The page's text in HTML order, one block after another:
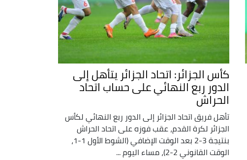
كأس الجزائر: اتحاد الجزائر يتأهل إلى
الدور ربع النهائي على حساب اتحاد
الحراش
تأهل فريق اتحاد الجزائر إلى الدور ربع النهائي لكأس
الجزائر لكرة القدم، عقب فوزه على اتحاد الحراش
بنتيجة 3-2 بعد الوقت الإضافي (الشوط الأول 1-1،
الوقت القانوني 2-2)، مساء اليوم ...